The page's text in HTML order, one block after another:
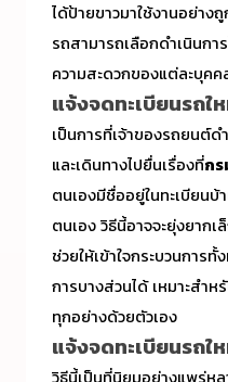
ได้ป้ายขาวมาใช้งานอย่า
รถสามารถเลือกดำเนินก
ความสะดวกของแต่ละบุคค
แจ้งจดทะเบียนรถใ
เป็นการที่เจ้าของรถยนต์ด
และเดินทางไปยื่นเรื่องที่กร
ตนเองมีชื่ออยู่ในทะเบียน
ตนเอง วิธีนี้อาจจะยุ่งยาก
ช่วยให้เข้าใจกระบวนการ
การบางส่วนได้ เหมาะสำ
ทุกอย่างด้วยตัวเอง
แจ้งจดทะเบียนรถใ
วิธีนี้เป็นที่นิยมอย่างแพร่ห